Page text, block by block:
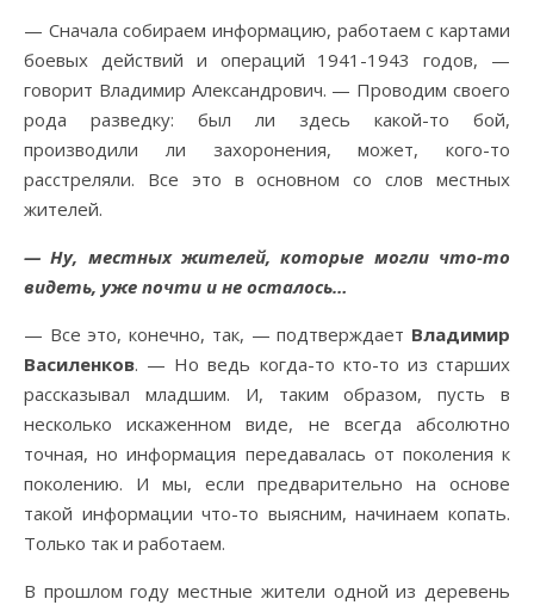
— Сначала собираем информацию, работаем с картами
боевых действий и операций 1941-1943 годов, —
говорит Владимир Александрович. — Проводим своего
рода разведку: был ли здесь какой-то бой,
производили ли захоронения, может, кого-то
расстреляли. Все это в основном со слов местных
жителей.
— Ну, местных жителей, которые могли что-то
видеть, уже почти и не осталось…
— Все это, конечно, так, — подтверждает Владимир
Василенков. — Но ведь когда-то кто-то из старших
рассказывал младшим. И, таким образом, пусть в
несколько искаженном виде, не всегда абсолютно
точная, но информация передавалась от поколения к
поколению. И мы, если предварительно на основе
такой информации что-то выясним, начинаем копать.
Только так и работаем.
В прошлом году местные жители одной из деревень